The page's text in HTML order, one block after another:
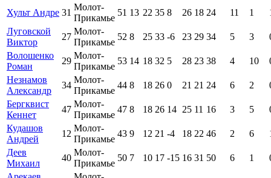
Хульт Андре 31
Молот-
Прикамье
51 13 22 35 8 26 18 24 11 1
Луговской
Виктор
27
Молот-
Прикамье
52 8 25 33 -6 23 29 34 5 3
Волошенко
Роман
29
Молот-
Прикамье
53 14 18 32 5 28 23 38 4 10
Незнамов
Александр
34
Молот-
Прикамье
44 8 18 26 0 21 21 24 6 2
Бергквист
Кеннет
47
Молот-
Прикамье
47 8 18 26 14 25 11 16 3 5
Кудашов
Андрей
12
Молот-
Прикамье
43 9 12 21 -4 18 22 46 2 6
Деев
Михаил
40
Молот-
Прикамье
50 7 10 17 -15 16 31 50 6 1